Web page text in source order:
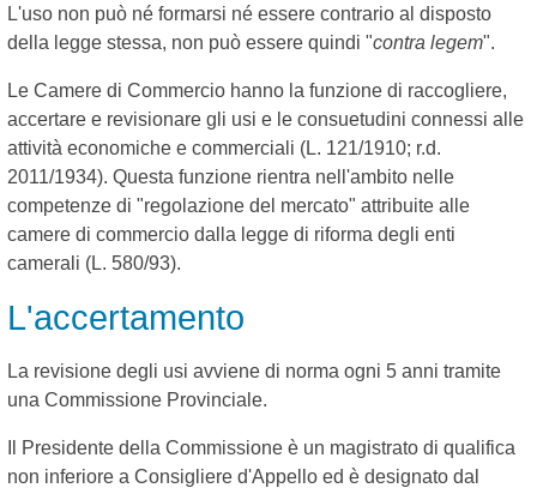
L'uso non può né formarsi né essere contrario al disposto
della legge stessa, non può essere quindi "contra legem".
Le Camere di Commercio hanno la funzione di raccogliere,
accertare e revisionare gli usi e le consuetudini connessi alle
attività economiche e commerciali (L. 121/1910; r.d.
2011/1934). Questa funzione rientra nell'ambito nelle
competenze di "regolazione del mercato" attribuite alle
camere di commercio dalla legge di riforma degli enti
camerali (L. 580/93).
L'accertamento
La revisione degli usi avviene di norma ogni 5 anni tramite
una Commissione Provinciale.
Il Presidente della Commissione è un magistrato di qualifica
non inferiore a Consigliere d'Appello ed è designato dal